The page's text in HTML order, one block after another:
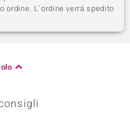
ordine. L´ordine verrá spedito